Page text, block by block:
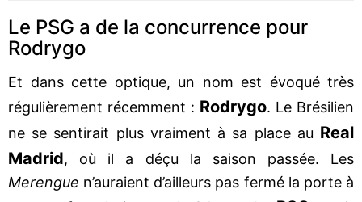
Le PSG a de la concurrence pour
Rodrygo
Et dans cette optique, un nom est évoqué très
régulièrement récemment : Rodrygo. Le Brésilien
ne se sentirait plus vraiment à sa place au Real
Madrid, où il a déçu la saison passée. Les
Merengue n’auraient d’ailleurs pas fermé la porte à